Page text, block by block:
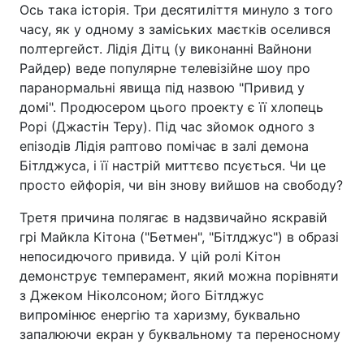
Ось така історія. Три десятиліття минуло з того
часу, як у одному з заміських маєтків оселився
полтергейст. Лідія Дітц (у виконанні Вайнони
Райдер) веде популярне телевізійне шоу про
паранормальні явища під назвою "Привид у
домі". Продюсером цього проекту є її хлопець
Рорі (Джастін Теру). Під час зйомок одного з
епізодів Лідія раптово помічає в залі демона
Бітлджуса, і її настрій миттєво псується. Чи це
просто ейфорія, чи він знову вийшов на свободу?
Третя причина полягає в надзвичайно яскравій
грі Майкла Кітона ("Бетмен", "Бітлджус") в образі
непосидючого привида. У цій ролі Кітон
демонструє темперамент, який можна порівняти
з Джеком Ніколсоном; його Бітлджус
випромінює енергію та харизму, буквально
запалюючи екран у буквальному та переносному